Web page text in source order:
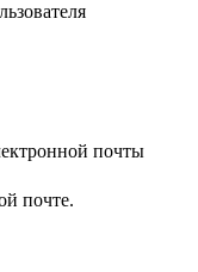
почты
почте.